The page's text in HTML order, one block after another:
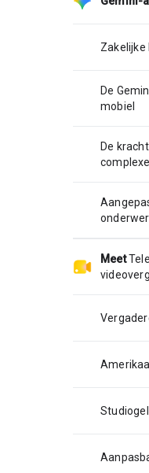
Zakelijke
De
mobiel
De
Meet